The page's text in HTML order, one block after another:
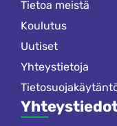
Tietoa meistä
Koulutus
Uutiset
Yhteystietoja